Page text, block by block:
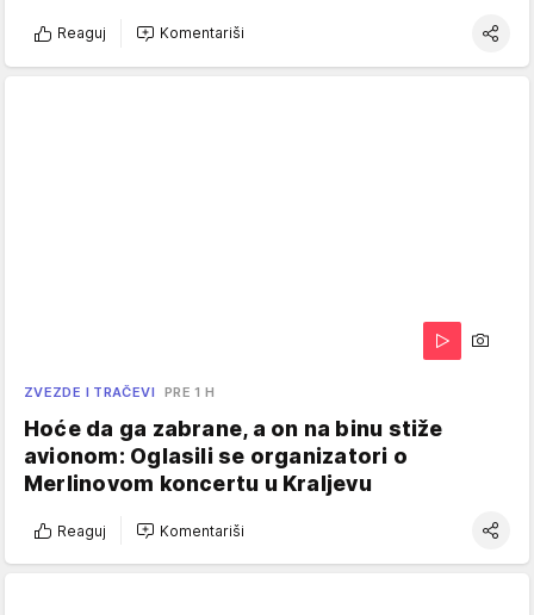
Reaguj Komentariši
ZVEZDE I TRAČEVI PRE 1 H
Hoće da ga zabrane, a on na binu stiže
avionom: Oglasili se organizatori o
Merlinovom koncertu u Kraljevu
Reaguj Komentariši